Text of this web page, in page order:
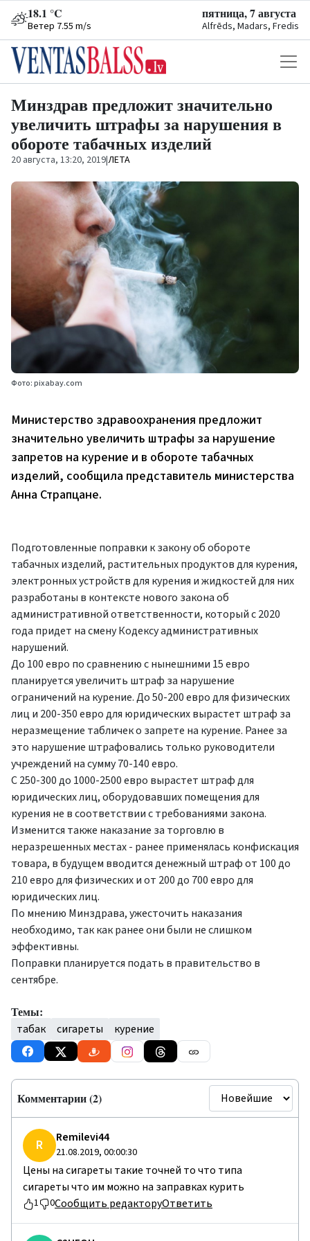
18.1 °C
Ветер 7.55 m/s
пятница, 7 августа
Alfrēds, Madars, Fredis
Минздрав предложит значительно
увеличить штрафы за нарушения в
обороте табачных изделий
20 августа, 13:20, 2019|ЛЕТА
Фото: pixabay.com
Министерство здравоохранения предложит
значительно увеличить штрафы за нарушение
запретов на курение и в обороте табачных
изделий, сообщила представитель министерства
Анна Страпцане.
Подготовленные поправки к закону об обороте
табачных изделий, растительных продуктов для курения,
электронных устройств для курения и жидкостей для них
разработаны в контексте нового закона об
административной ответственности, который с 2020
года придет на смену Кодексу административных
нарушений.
До 100 евро по сравнению с нынешними 15 евро
планируется увеличить штраф за нарушение
ограничений на курение. До 50-200 евро для физических
лиц и 200-350 евро для юридических вырастет штраф за
неразмещение табличек о запрете на курение. Ранее за
это нарушение штрафовались только руководители
учреждений на сумму 70-140 евро.
С 250-300 до 1000-2500 евро вырастет штраф для
юридических лиц, оборудовавших помещения для
курения не в соответствии с требованиями закона.
Изменится также наказание за торговлю в
неразрешенных местах - ранее применялась конфискация
товара, в будущем вводится денежный штраф от 100 до
210 евро для физических и от 200 до 700 евро для
юридических лиц.
По мнению Минздрава, ужесточить наказания
необходимо, так как ранее они были не слишком
эффективны.
Поправки планируется подать в правительство в
сентябре.
Темы:
табак сигареты курение
Комментарии (2)
R Remilevi44
21.08.2019, 00:00:30
Цены на сигареты такие точней то что типа
сигареты что им можно на заправках курить
1 0Сообщить редакторуОтветить